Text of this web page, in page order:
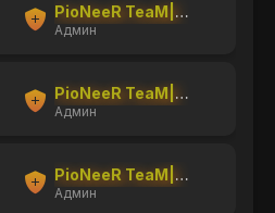
PioNeeR TeaM|shishka
Админ
PioNeeR TeaM|shishka
Админ
PioNeeR TeaM|shishka
Админ